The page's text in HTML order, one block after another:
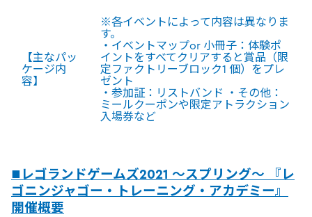
【主なパッ
ケージ内
容】
※各イベントによって内容は異なりま
す。
・イベントマップor 小冊子：体験ポ
イントをすべてクリアすると賞品（限
定ファクトリーブロック1 個）をプレ
ゼント
・参加証：リストバンド ・その他：
ミールクーポンや限定アトラクション
入場券など
■レゴランドゲームズ2021 ～スプリング～ 『レ
ゴニンジャゴー・トレーニング・アカデミー』
開催概要